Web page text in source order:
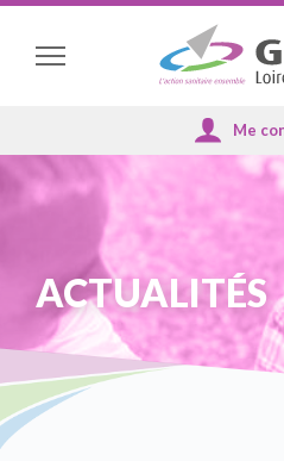
ACTUALITÉS
Panneau de gestion des cookies